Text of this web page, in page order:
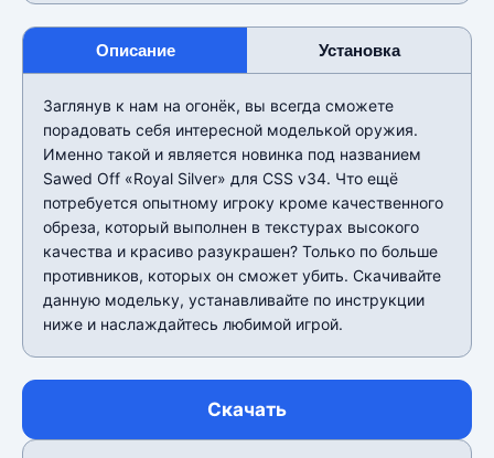
Описание Установка
Заглянув к нам на огонёк, вы всегда сможете
порадовать себя интересной моделькой оружия.
Именно такой и является новинка под названием
Sawed Off «Royal Silver» для CSS v34. Что ещё
потребуется опытному игроку кроме качественного
обреза, который выполнен в текстурах высокого
качества и красиво разукрашен? Только по больше
противников, которых он сможет убить. Скачивайте
данную модельку, устанавливайте по инструкции
ниже и наслаждайтесь любимой игрой.
Скачать